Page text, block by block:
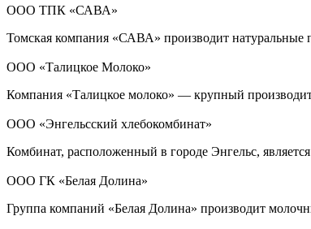
ООО ТПК «САВА»
Томская компания «САВА» производит натуральные
ООО «Талицкое Молоко»
Компания «Талицкое молоко» — крупный
ООО «Энгельсский хлебокомбинат»
Комбинат, расположенный в городе Энгельс,
ООО ГК «Белая Долина»
Группа компаний «Белая Долина» производит